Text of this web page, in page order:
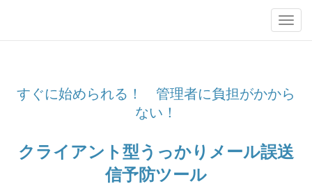
すぐに始められる！ 管理者に負担がかから
ない！
クライアント型うっかりメール誤送
信予防ツール